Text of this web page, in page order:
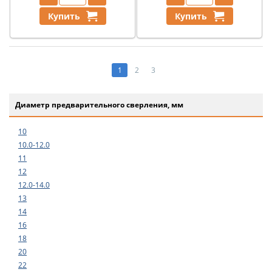
Купить Купить
1 2 3
Диаметр предварительного сверления, мм
10
10.0-12.0
11
12
12.0-14.0
13
14
16
18
20
22